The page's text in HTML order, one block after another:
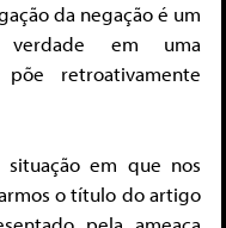
da negação é um
em uma
retroativamente
em que nos
o título do artigo